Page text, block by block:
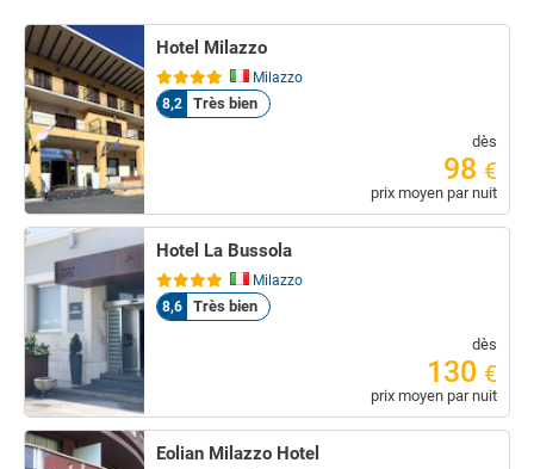
Hotel Milazzo
Milazzo
8,2
Très bien
dès
98 €
prix moyen par nuit
Hotel La Bussola
Milazzo
8,6
Très bien
dès
130 €
prix moyen par nuit
Eolian Milazzo Hotel